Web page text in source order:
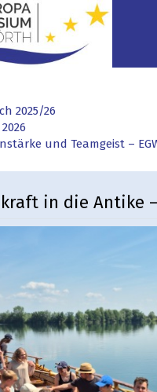
2025/26
und Teamgeist –
in die Antike